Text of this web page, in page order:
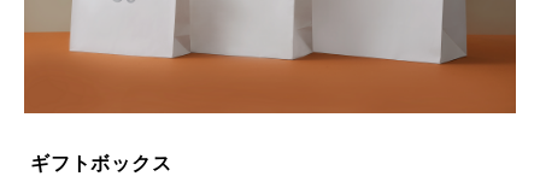
ギフトボックス